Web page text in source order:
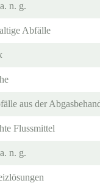
n. g.
Abfälle
aus der
Flussmittel
n. g.